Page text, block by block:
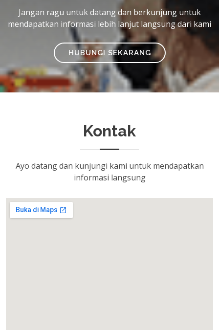
Jangan ragu untuk datang dan berkunjung untuk
mendapatkan informasi lebih lanjut langsung dari kami
HUBUNGI SEKARANG
Kontak
Ayo datang dan kunjungi kami untuk mendapatkan
informasi langsung